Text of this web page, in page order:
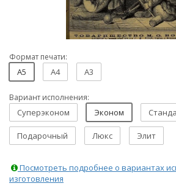
Формат печати:
A5 A4 A3
Вариант исполнения:
Суперэконом Эконом
Подарочный Люкс Элит
Посмотреть подробнее о вариантах
изготовления